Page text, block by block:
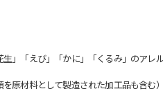
」「えび」「かに」「くるみ」のアレ
原材料として製造された加工品も含む